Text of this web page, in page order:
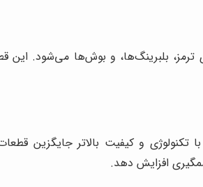
بلبرینگ‌ها، و بوش‌ها می‌شود.
و کیفیت بالاتر جایگزین
افزایش دهد.